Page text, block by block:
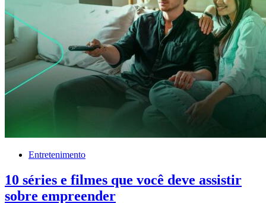
Entretenimento
10 séries e filmes que você deve assistir
sobre empreender